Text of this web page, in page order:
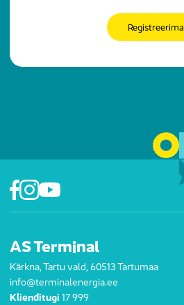
Registreerima
AS Terminal
Kärkna, Tartu vald, 60513 Tartumaa
info@terminalenergia.ee
Klienditugi17 999